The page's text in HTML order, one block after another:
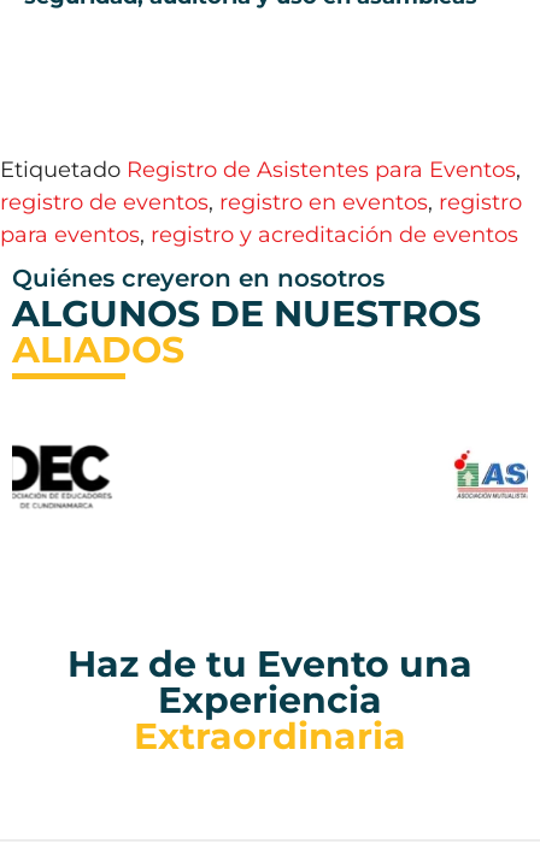
Etiquetado Registro de Asistentes para Eventos,
registro de eventos, registro en eventos, registro
para eventos, registro y acreditación de eventos
Quiénes creyeron en nosotros
ALGUNOS DE NUESTROS
ALIADOS
Haz de tu Evento una
Experiencia
Extraordinaria